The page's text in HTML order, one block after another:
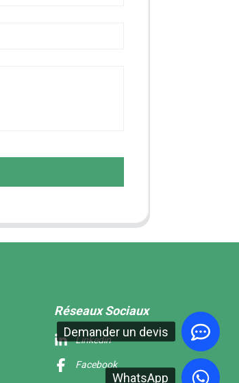
Demander un devis
WhatsApp
Réseaux Sociaux
Linkedin
Facebook